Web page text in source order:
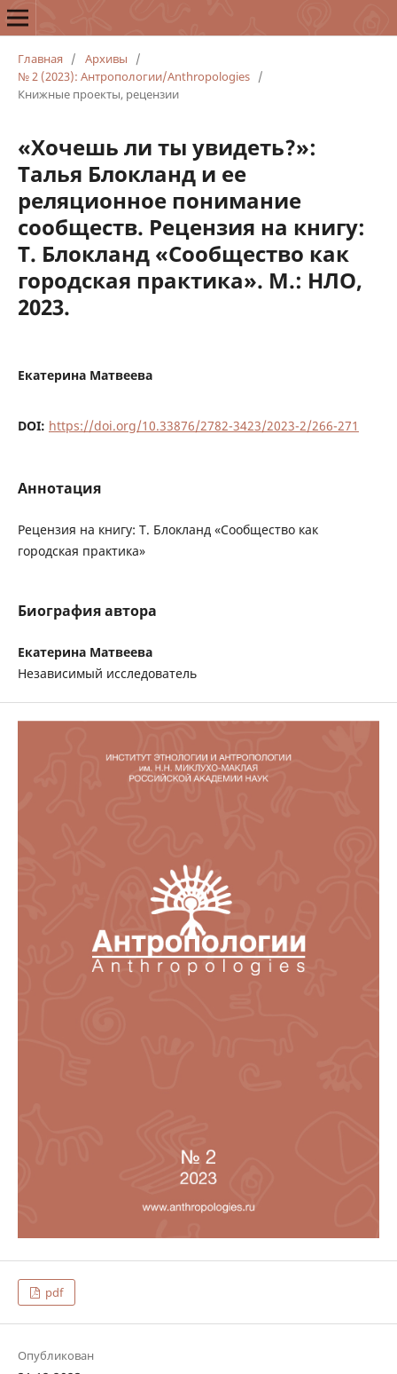
Главная / Архивы
/
№ 2 (2023): Антропологии/Anthropologies /
Книжные проекты, рецензии
«Хочешь ли ты увидеть?»:
Талья Блокланд и ее
реляционное понимание
сообществ. Рецензия на книгу:
Т. Блокланд «Сообщество как
городская практика». М.: НЛО,
2023.
Екатерина Матвеева
DOI: https://doi.org/10.33876/2782-3423/2023-2/266-271
Аннотация
Рецензия на книгу: Т. Блокланд «Сообщество как
городская практика»
Биография автора
Екатерина Матвеева
Независимый исследователь
pdf
Опубликован